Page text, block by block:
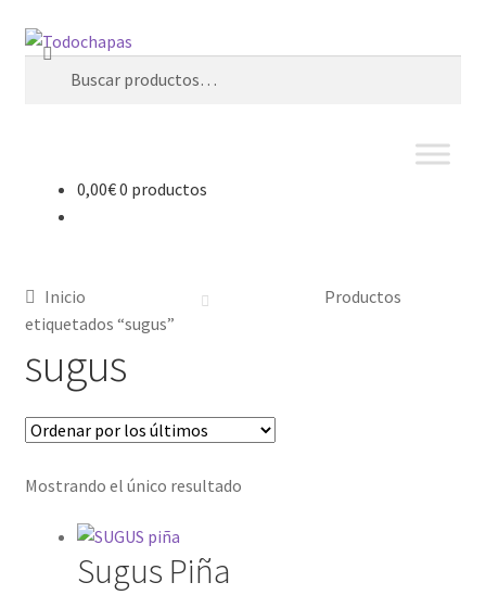
Buscar
0,00€0 productos
Inicio
Productos
etiquetados “sugus”
sugus
Mostrando el único resultado
Sugus Piña